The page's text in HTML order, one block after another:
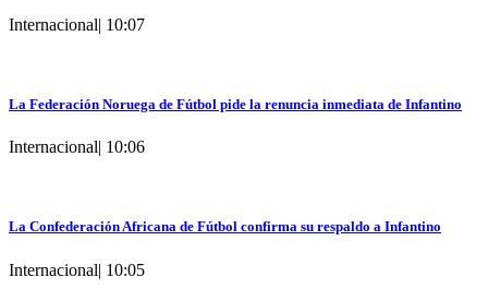
Internacional| 10:07
La Federación Noruega de Fútbol pide la renuncia inmediata de Infantino
Internacional| 10:06
La Confederación Africana de Fútbol confirma su respaldo a Infantino
Internacional| 10:05